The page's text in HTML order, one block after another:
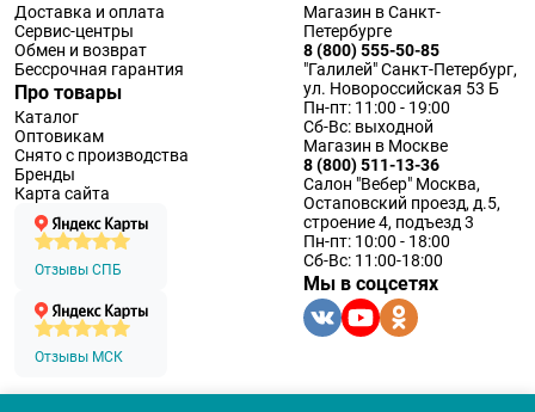
Доставка и оплата
Сервис-центры
Обмен и возврат
Бессрочная гарантия
Про товары
Каталог
Оптовикам
Снято с производства
Бренды
Карта сайта
Отзывы СПБ
Отзывы МСК
Магазин в Санкт-
Петербурге
8 (800) 555-50-85
"Галилей" Санкт-Петербург,
ул. Новороссийская 53 Б
Пн-пт: 11:00 - 19:00
Сб-Вс: выходной
Магазин в Москве
8 (800) 511-13-36
Салон "Вебер" Москва,
Остаповский проезд, д.5,
строение 4, подъезд 3
Пн-пт: 10:00 - 18:00
Сб-Вс: 11:00-18:00
Мы в соцсетях